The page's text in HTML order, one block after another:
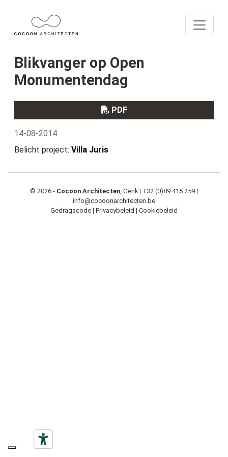
Blikvanger op Open
Monumentendag
PDF
14-08-2014
Belicht project: Villa Juris
© 2026 - Cocoon Architecten , Genk | +32 (0)89 415 259 |
info@cocoonarchitecten.be
Gedragscode | Privacybeleid | Cookiebeleid